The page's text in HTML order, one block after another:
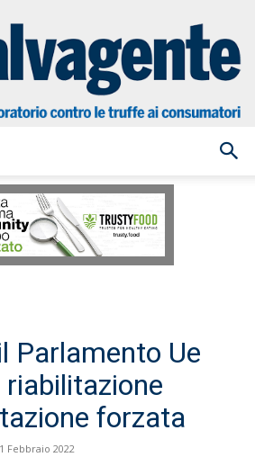
Salvagente
Parlamento Ue
forzata
Febbraio 2022